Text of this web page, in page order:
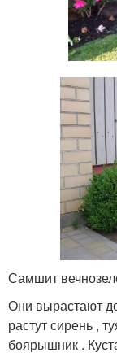
Самшит
Они вырастают
растут сирень ,
боярышник .